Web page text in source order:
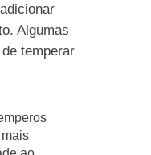
Algumas
temperar